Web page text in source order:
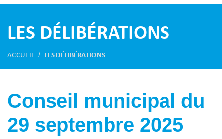
LES DÉLIBÉRATIONS
ACCUEIL LES DÉLIBÉRATIONS
Conseil municipal du
29 septembre 2025